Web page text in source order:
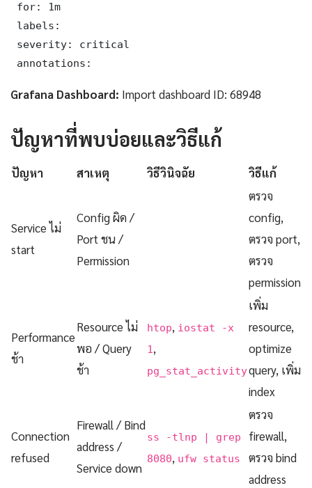
for: 1m
labels:
severity: critical
annotations:
Grafana Dashboard: Import dashboard ID: 68948
ปัญหาที่พบบ่อยและวิธีแก้
ปัญหา สาเหตุ วิธีวินิจฉัย วิธีแก้
Service ไม่
start
Config ผิด /
Port ชน /
Permission
ตรวจ
config,
ตรวจ port,
ตรวจ
permission
Performance
ช้า
Resource ไม่
พอ / Query
ช้า
htop, iostat -x
1 ,
pg_stat_activity
เพิ่ม
resource,
optimize
query, เพิ่ม
index
Connection
refused
Firewall / Bind
address /
Service down
ss -tlnp | grep
8080, ufw status
ตรวจ
firewall,
ตรวจ bind
address